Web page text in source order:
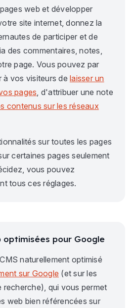
web et développer
site internet, donnez la
de participer et de
des commentaires, notes,
page. Vous pouvez par
à vos visiteurs de laisser un
pages, d'attribuer une note
contenus sur les réseaux
sur toutes les pages
certaines pages seulement
vous pouvez
tous ces réglages.
optimisées pour Google
naturellement optimisé
sur Google (et sur les
recherche), qui vous permet
web bien référencées sur